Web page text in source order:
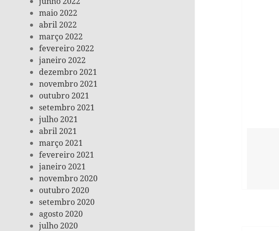
maio 2022
abril 2022
março 2022
fevereiro 2022
janeiro 2022
dezembro 2021
novembro 2021
outubro 2021
setembro 2021
julho 2021
abril 2021
março 2021
fevereiro 2021
janeiro 2021
novembro 2020
outubro 2020
setembro 2020
agosto 2020
julho 2020